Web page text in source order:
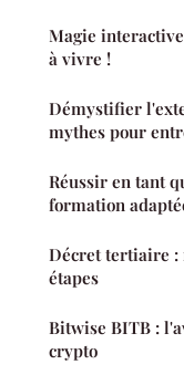
Magie
à vivre !
Démystifier
mythes pour
Réussir en tant
formation
Décret tertiaire :
étapes
Bitwise BITB :
crypto